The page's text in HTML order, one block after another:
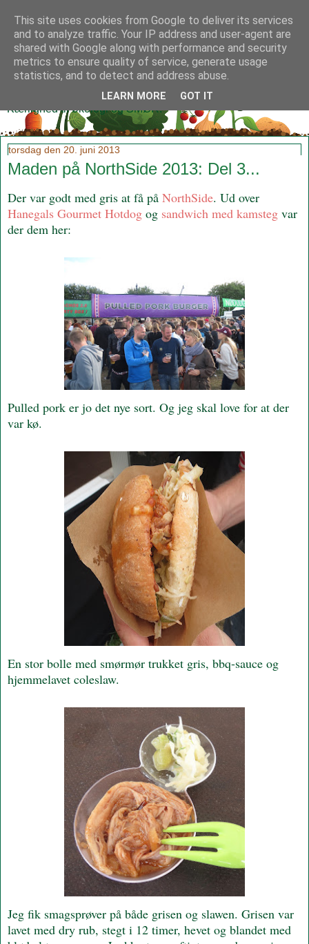
Klidmoster.dk
Kærlighed til økologi og SMØR!
torsdag den 20. juni 2013
Maden på NorthSide 2013: Del 3...
Der var godt med gris at få på NorthSide. Ud over
Hanegals Gourmet Hotdog og sandwich med kamsteg var
der dem her:
Pulled pork er jo det nye sort. Og jeg skal love for at der
var kø.
En stor bolle med smørmør trukket gris, bbq-sauce og
hjemmelavet coleslaw.
Jeg fik smagsprøver på både grisen og slawen. Grisen var
lavet med dry rub, stegt i 12 timer, hevet og blandet med
This site uses cookies from Google to deliver its services
and to analyze traffic. Your IP address and user-agent are
shared with Google along with performance and security
metrics to ensure quality of service, generate usage
statistics, and to detect and address abuse.
LEARN MORE GOT IT